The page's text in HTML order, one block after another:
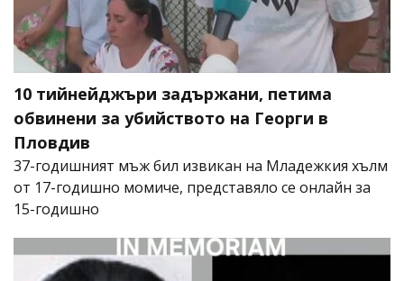
10 тийнейджъри задържани, петима
обвинени за убийството на Георги в
Пловдив
37-годишният мъж бил извикан на Младежкия хълм
от 17-годишно момиче, представяло се онлайн за
15-годишно